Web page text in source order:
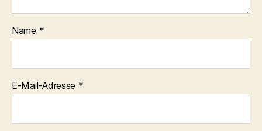
Name *
E-Mail-Adresse *